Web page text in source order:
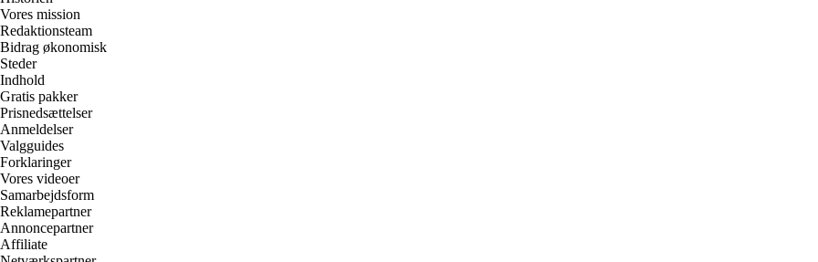
Vores mission
Redaktionsteam
Bidrag økonomisk
Steder
Indhold
Gratis pakker
Prisnedsættelser
Anmeldelser
Valgguides
Forklaringer
Vores videoer
Samarbejdsform
Reklamepartner
Annoncepartner
Affiliate